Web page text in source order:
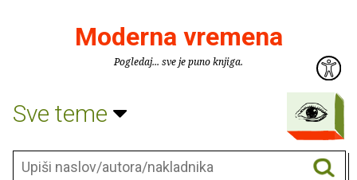
Moderna vremena
Pogledaj... sve je puno knjiga.
Sve teme